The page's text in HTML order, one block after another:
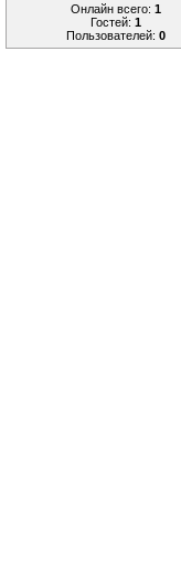
Онлайн всего: 1
Гостей: 1
Пользователей: 0